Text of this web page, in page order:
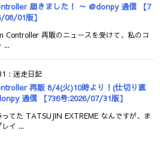
届きました！ ～ @donpy 通信 【7
08/01版】
Controller 再販のニュースを受けて、私のコ
...
: 迷走日記
再販 8/4(火)10時より！(仕切り直
通信 【736号:2026/07/31版】
ってた TATSUJIN EXTREME なんですが、ま
イ ...